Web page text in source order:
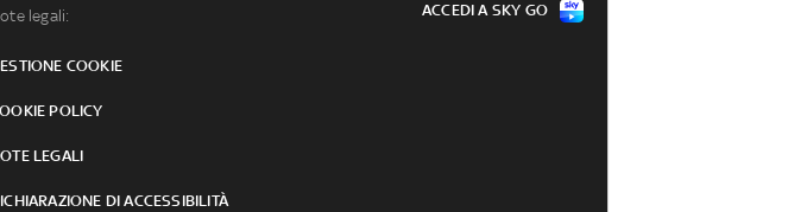
legali:
COOKIE
POLICY
LEGALI
DI ACCESSIBILITÀ
ACCEDI A SKY GO